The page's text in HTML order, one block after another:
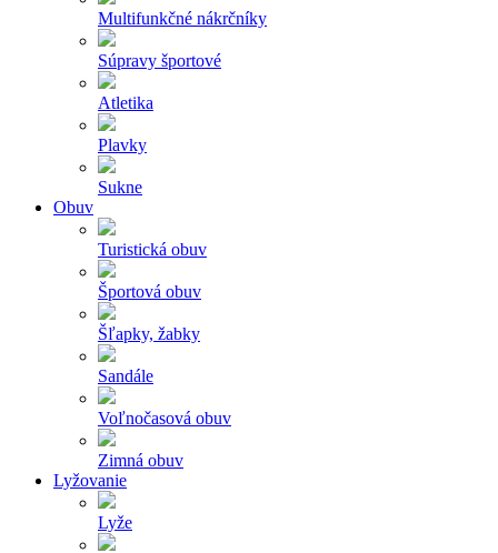
Multifunkčné nákrčníky
Súpravy športové
Atletika
Plavky
Sukne
Obuv
Turistická obuv
Športová obuv
Šľapky, žabky
Sandále
Voľnočasová obuv
Zimná obuv
Lyžovanie
Lyže